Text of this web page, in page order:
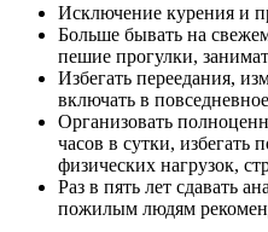
Исключение курения и
Больше бывать на
пешие прогулки,
Избегать переедания,
включать в
Организовать
часов в сутки,
физических нагрузок,
Раз в пять лет сдавать
пожилым людям